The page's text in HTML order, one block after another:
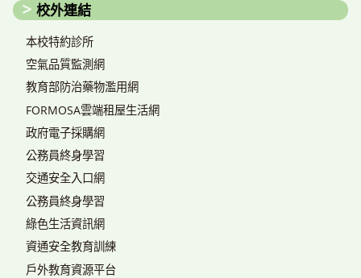
校外連結
本校特約診所
空氣品質監測網
教育部防治藥物濫用網
FORMOSA雲端租屋生活網
政府電子採購網
公務員終身學習
交通安全入口網
公務員終身學習
綠色生活資訊網
資通安全教育訓練
戶外教育資源平台